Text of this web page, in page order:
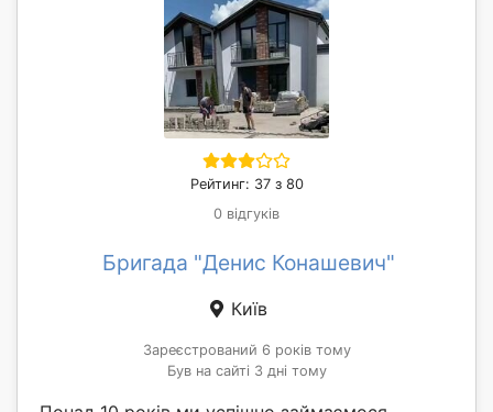
Рейтинг: 37 з 80
0 відгуків
Бригада "Денис Конашевич"
Київ
Зареєстрований 6 років тому
Був на сайті 3 дні тому